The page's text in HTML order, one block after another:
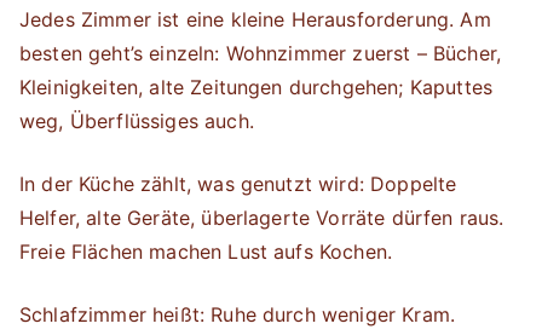
Jedes Zimmer ist eine kleine Herausforderung. Am
besten geht’s einzeln: Wohnzimmer zuerst – Bücher,
Kleinigkeiten, alte Zeitungen durchgehen; Kaputtes
weg, Überflüssiges auch.
In der Küche zählt, was genutzt wird: Doppelte
Helfer, alte Geräte, überlagerte Vorräte dürfen raus.
Freie Flächen machen Lust aufs Kochen.
Schlafzimmer heißt: Ruhe durch weniger Kram.